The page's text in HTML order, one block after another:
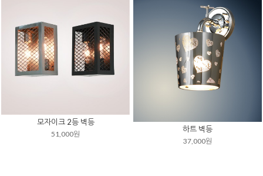
모자이크 2등 벽등
51,000원
하트 벽등
37,000원